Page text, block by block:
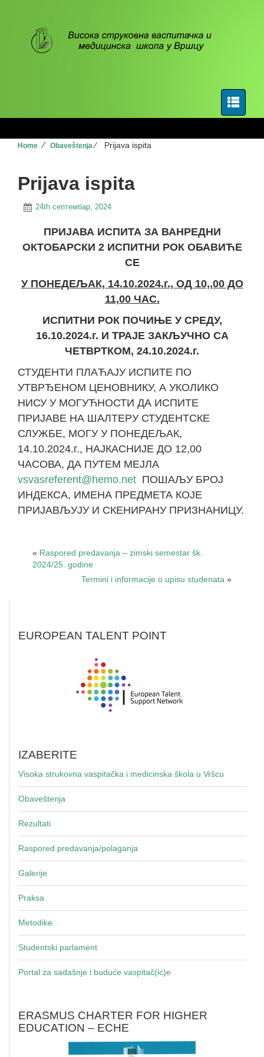
Home ⁄ Obaveštenja⁄ Prijava ispita
Prijava ispita
24th септембар, 2024
ПРИЈАВА ИСПИТА ЗАВАНРЕДНИ
ОКТОБАРСКИ 2ИСПИТНИ РОК ОБАВИЋЕ
СЕ
УПОНЕДЕЉАК, 14.10.2024.г., ОД 10,,00 ДО
11,00 ЧАС.
ИСПИТНИ РОК ПОЧИЊЕ У СРЕДУ,
16.10.2024.г. И ТРАЈЕ ЗАКЉУЧНО СА
ЧЕТВРТКОМ, 24.10.2024.г.
СТУДЕНТИ ПЛАЋАЈУ ИСПИТЕ ПО
УТВРЂЕНОМ ЦЕНОВНИКУ, А УКОЛИКО
НИСУ У МОГУЋНОСТИ ДА ИСПИТЕ
ПРИЈАВЕ НА ШАЛТЕРУ СТУДЕНТСКЕ
СЛУЖБЕ, МОГУ У ПОНЕДЕЉАК,
14.10.2024.г., НАЈКАСНИЈЕ ДО 12,00
ЧАСОВА, ДА ПУТЕМ МЕЈЛА
vsvasreferent@hemo.net ПОШАЉУ БРОЈ
ИНДЕКСА, ИМЕНА ПРЕДМЕТА КОЈЕ
ПРИЈАВЉУЈУ И СКЕНИРАНУ ПРИЗНАНИЦУ.
« Raspored predavanja – zimski semestar šk.
2024/25. godine
Termini i informacije o upisu studenata »
EUROPEAN TALENT POINT
IZABERITE
Visoka strukovna vaspitačka i medicinska škola u Vršcu
Obaveštenja
Rezultati
Raspored predavanja/polaganja
Galerije
Praksa
Metodike
Studentski parlament
Portal za sadašnje i buduće vaspitač(ic)e
ERASMUS CHARTER FOR HIGHER
EDUCATION – ECHE